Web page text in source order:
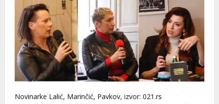
Novinarke Lalić, Marinčić, Pavkov, izvor: 021.rs